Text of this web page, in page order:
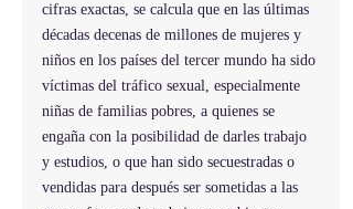
cifras exactas, se calcula que en las últimas
décadas decenas de millones de mujeres y
niños en los países del tercer mundo ha sido
víctimas del tráfico sexual, especialmente
niñas de familias pobres, a quienes se
engaña con la posibilidad de darles trabajo
y estudios, o que han sido secuestradas o
vendidas para después ser sometidas a las